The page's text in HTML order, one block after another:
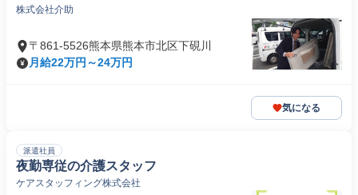
株式会社介助
〒861-5526熊本県熊本市北区下硯川
月給22万円～24万円
気になる
派遣社員
夜勤専従の介護スタッフ
ケアスタッフィング株式会社